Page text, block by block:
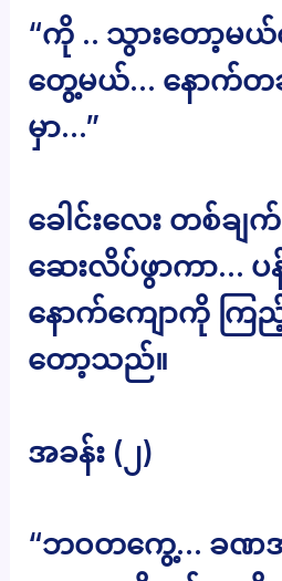
“ကို .. သွားတော့မယ်
တွေ့မယ်… နောက်တ
မှာ…”
ခေါင်းလေး တစ်ချ
ဆေးလိပ်ဖွာကာ… ပ
နောက်ကျောကို ကြ
တော့သည်။
အခန်း (၂)
“ဘဝတကွေ့… ခဏ